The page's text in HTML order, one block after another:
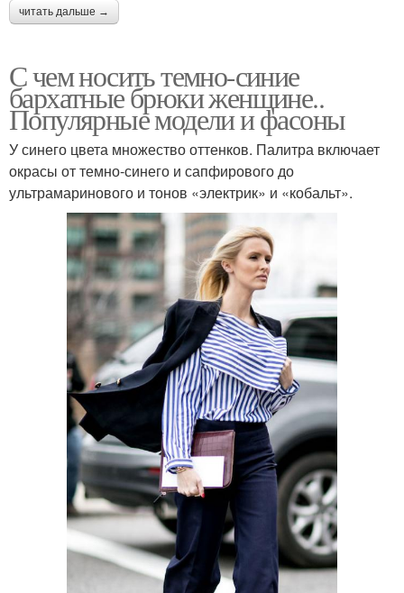
читать дальше →
С чем носить темно-синие
бархатные брюки женщине..
Популярные модели и фасоны
У синего цвета множество оттенков. Палитра включает
окрасы от темно-синего и сапфирового до
ультрамаринового и тонов «электрик» и «кобальт».